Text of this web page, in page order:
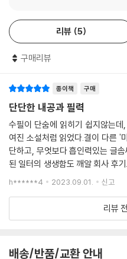
사 G사 입사
뜻밖의 여섯 번째 퇴사지만, 그래도
그렇게 살아가면 된다
에필로그 | 난 다시 준비됐다!
리뷰 5
구매리뷰
종이책 구매
단단한 내공과 필력
수필이 단숨에 읽히기 쉽지않는
여진 소설처럼 읽었다.결이 다른 '
단하고, 무엇보다 흡인력있는 글
된 일터의 생생함도 깨알 회사 후기도 읽는
주저하면서 또 용기있고, 무심한
h******4 2023.09.01. 신고
리뷰
배송/반품/교환 안내